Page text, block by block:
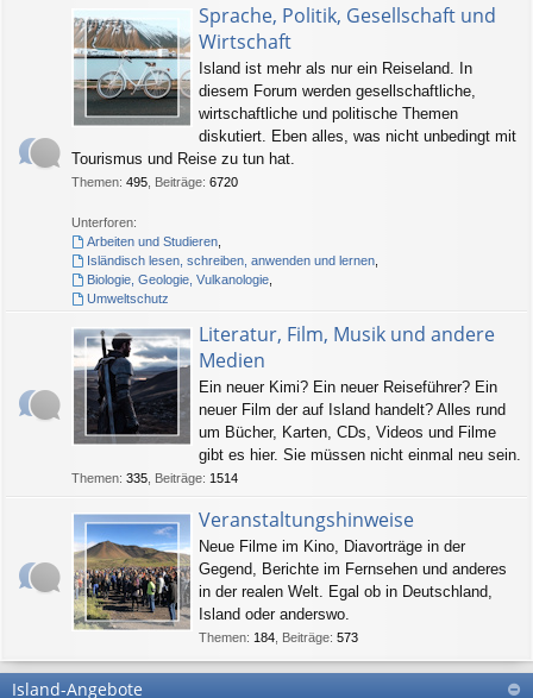
Sprache, Politik, Gesellschaft und
Wirtschaft
Island ist mehr als nur ein Reiseland. In
diesem Forum werden gesellschaftliche,
wirtschaftliche und politische Themen
diskutiert. Eben alles, was nicht unbedingt mit
Tourismus und Reise zu tun hat.
Themen: 495 Beiträge: 6720
Unterforen:
Arbeiten und Studieren,
Isländisch lesen, schreiben, anwenden und lernen,
Biologie, Geologie, Vulkanologie,
Umweltschutz
Literatur, Film, Musik und andere
Medien
Ein neuer Kimi? Ein neuer Reiseführer? Ein
neuer Film der auf Island handelt? Alles rund
um Bücher, Karten, CDs, Videos und Filme
gibt es hier. Sie müssen nicht einmal neu sein.
Themen: 335 Beiträge: 1514
Veranstaltungshinweise
Neue Filme im Kino, Diavorträge in der
Gegend, Berichte im Fernsehen und anderes
in der realen Welt. Egal ob in Deutschland,
Island oder anderswo.
Themen: 184 Beiträge: 573
Island-Angebote